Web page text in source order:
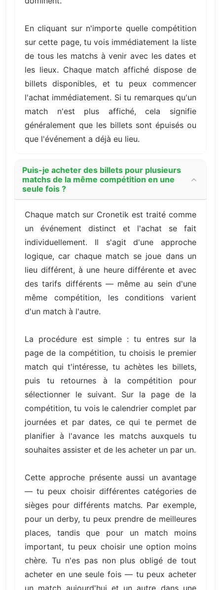
En cliquant sur n'importe quelle compétition
sur cette page, tu vois immédiatement la liste
de tous les matchs à venir avec les dates et
les lieux. Chaque match affiché dispose de
billets disponibles, et tu peux commencer
l'achat immédiatement. Si tu remarques qu'un
match n'est plus affiché, cela signifie
généralement que les billets sont épuisés ou
que l'événement a déjà eu lieu.
Puis-je acheter des billets pour plusieurs
matchs de la même compétition en une
seule fois ?
Chaque match sur Cronetik est traité comme
un événement distinct et l'achat se fait
individuellement. Il s'agit d'une approche
logique, car chaque match se joue dans un
lieu différent, à une heure différente et avec
des tarifs différents — même au sein d'une
même compétition, les conditions varient
d'un match à l'autre.
La procédure est simple : tu entres sur la
page de la compétition, tu choisis le premier
match qui t'intéresse, tu achètes les billets,
puis tu retournes à la compétition pour
sélectionner le suivant. Sur la page de la
compétition, tu vois le calendrier complet par
journées et par dates, ce qui te permet de
planifier à l'avance les matchs auxquels tu
souhaites assister et de les acheter un par un.
Cette approche présente aussi un avantage
— tu peux choisir différentes catégories de
sièges pour différents matchs. Par exemple,
pour un derby, tu peux prendre de meilleures
places, tandis que pour un match moins
important, tu peux choisir une option moins
chère. Tu n'es pas non plus obligé de tout
acheter en une seule fois — tu peux acheter